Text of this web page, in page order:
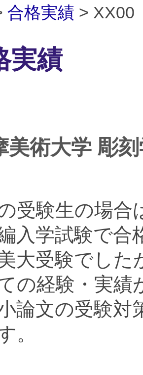
合格実績 > XX00
実績
美術大学 彫
受験生の場合
入学試験で合
大受験でした
の経験・実
論文の受験対
。